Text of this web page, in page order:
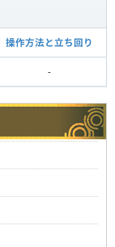
操作方法と立ち回り
-